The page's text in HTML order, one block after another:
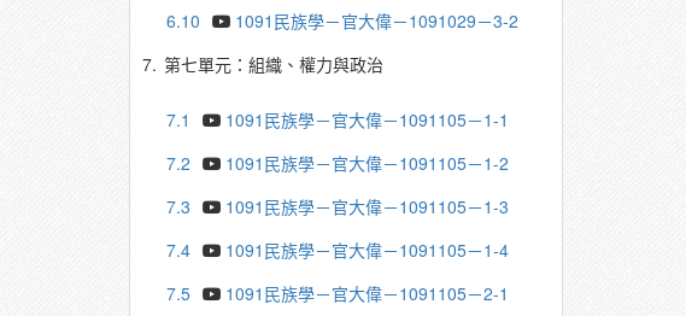
6.10
1091民族學－官大偉－1091029－3-2
7. 第七單元：組織、權力與政治
7.1
1091民族學－官大偉－1091105－1-1
7.2
1091民族學－官大偉－1091105－1-2
7.3
1091民族學－官大偉－1091105－1-3
7.4
1091民族學－官大偉－1091105－1-4
7.5
1091民族學－官大偉－1091105－2-1